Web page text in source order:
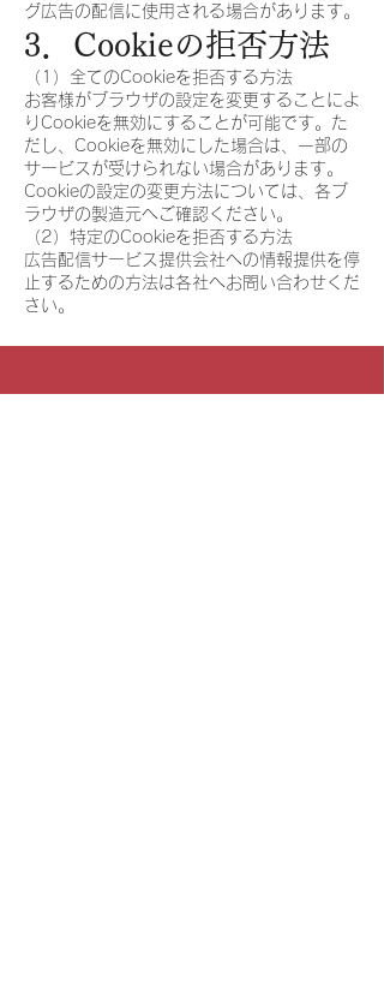
グ広告の配信に使用される場合があります。
3．Cookieの拒否方法
（1）全てのCookieを拒否する方法
お客様がブラウザの設定を変更することによ
りCookieを無効にすることが可能です。た
だし、Cookieを無効にした場合は、一部の
サービスが受けられない場合があります。
Cookieの設定の変更方法については、各ブ
ラウザの製造元へご確認ください。
（2）特定のCookieを拒否する方法
広告配信サービス提供会社への情報提供を停
止するための方法は各社へお問い合わせくだ
さい。